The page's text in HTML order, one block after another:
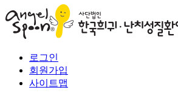
로그인
회원가입
사이트맵